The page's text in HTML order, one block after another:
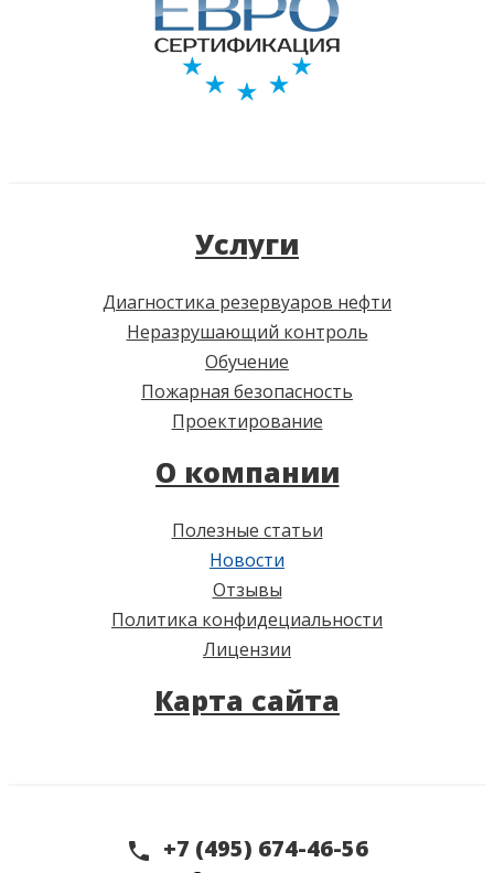
Услуги
Диагностика резервуаров нефти
Неразрушающий контроль
Обучение
Пожарная безопасность
Проектирование
О компании
Полезные статьи
Новости
Отзывы
Политика конфидециальности
Лицензии
Карта сайта
+7 (495) 674-46-56